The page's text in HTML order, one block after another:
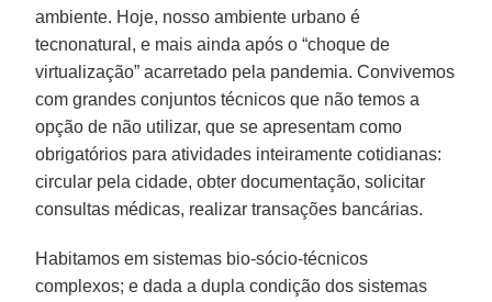
ambiente. Hoje, nosso ambiente urbano é
tecnonatural, e mais ainda após o “choque de
virtualização” acarretado pela pandemia. Convivemos
com grandes conjuntos técnicos que não temos a
opção de não utilizar, que se apresentam como
obrigatórios para atividades inteiramente cotidianas:
circular pela cidade, obter documentação, solicitar
consultas médicas, realizar transações bancárias.
Habitamos em sistemas bio-sócio-técnicos
complexos; e dada a dupla condição dos sistemas